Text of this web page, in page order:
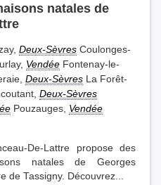
natales de
Deux-Sèvres Coulonges-
Vendée Fontenay-le-
Deux-Sèvres La Forêt-
Deux-Sèvres
Pouzauges, Vendée
De-Lattre propose des
natales de Georges
de Tassigny. Découvrez...